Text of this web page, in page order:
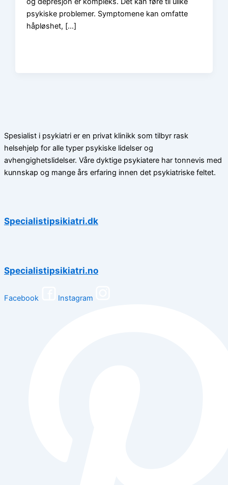
psykiske problemer. Symptomene kan omfatte
håpløshet, […]
Spesialist i psykiatri er en privat klinikk som tilbyr rask
helsehjelp for alle typer psykiske lidelser og
avhengighetslidelser. Våre dyktige psykiatere har tonnevis med
kunnskap og mange års erfaring innen det psykiatriske feltet.
Specialistipsikiatri.dk
Specialistipsikiatri.no
Facebook Instagram